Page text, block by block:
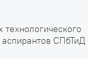
СПбТиД